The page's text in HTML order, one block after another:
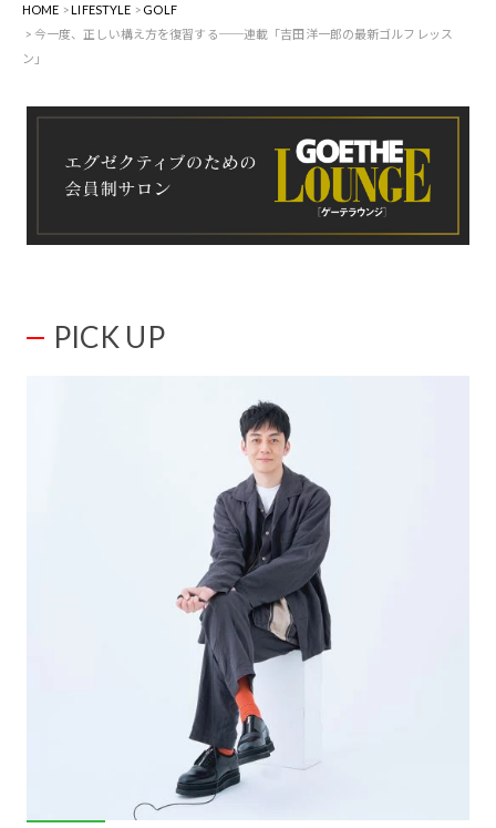
HOME LIFESTYLE
GOLF
今一度、正しい構え方を復習する──連載「吉田洋一郎の最新ゴルフレッス
ン」
PICK UP